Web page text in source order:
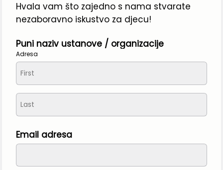
Hvala vam što zajedno s nama stvarate
nezaboravno iskustvo za djecu!
Puni naziv ustanove / organizacije
Adresa
Email adresa